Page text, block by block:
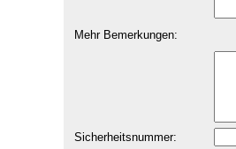
Mehr Bemerkungen:
Sicherheitsnummer: